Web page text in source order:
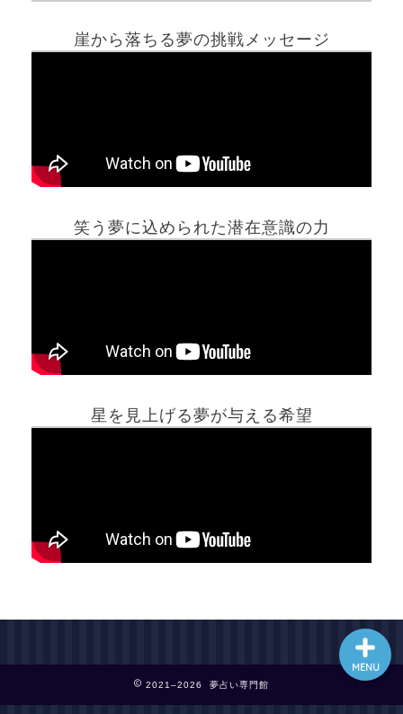
崖から落ちる夢の挑戦メッセージ
笑う夢に込められた潜在意識の力
星を見上げる夢が与える希望
2021–2026 夢占い専門館
MENU
ホーム
最新記事動画